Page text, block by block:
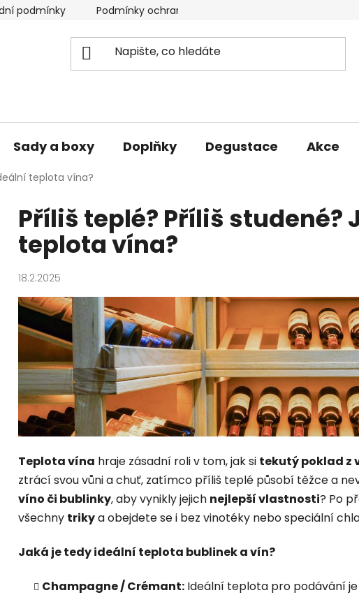
podmínky Podmínky ochrany osobních údajů
Sady a boxy Doplňky Degustace Akce
teplota vína?
Příliš teplé? Příliš studené?
teplota vína?
18.2.2025
Teplota vína hraje zásadní roli v tom, jak si tekutý poklad z
ztrácí svou vůni a chuť, zatímco příliš teplé působí těžce a
víno či bublinky, aby vynikly jejich nejlepší vlastnosti? Po
všechny trikya obejdete se i bez vinotéky nebo speciální
Jaká je tedy ideální teplota bublinek a vín?
Champagne / Crémant: Ideální teplota pro podávání